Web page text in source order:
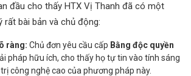
đầu cho thấy HTX Vị Thanh đã có một
rất bài bản và chủ động:
ràng: Chủ đơn yêu cầu cấp Bằng độc quyền
pháp hữu ích, cho thấy họ tự tin vào tính sáng
công nghệ cao của phương pháp này.